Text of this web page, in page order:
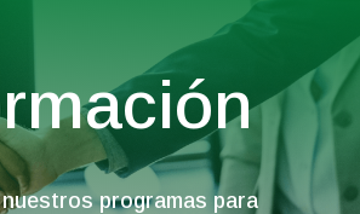
programas para